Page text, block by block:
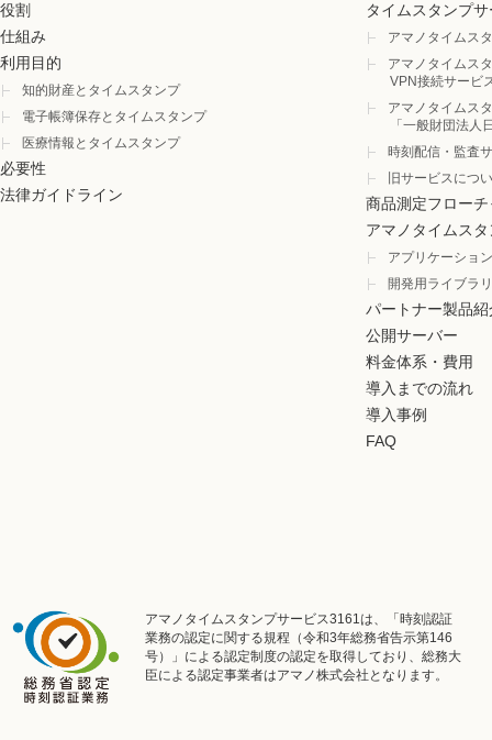
役割
仕組み
利用目的
知的財産とタイムスタンプ
電子帳簿保存とタイムスタンプ
医療情報とタイムスタンプ
必要性
法律ガイドライン
タイムスタンプ
アマノタイムス
アマノタイムス
VPN接続サービ
アマノタイムス
「一般財団法人
時刻配信・監査
旧サービスにつ
商品測定フロー
アマノタイムス
アプリケーショ
開発用ライブラリ
パートナー製品紹
公開サーバー
料金体系・費用
導入までの流れ
導入事例
FAQ
アマノタイムスタンプサービス3161は、「時刻認証
業務の認定に関する規程（令和3年総務省告示第146
号）」による認定制度の認定を取得しており、総務大
臣による認定事業者はアマノ株式会社となります。